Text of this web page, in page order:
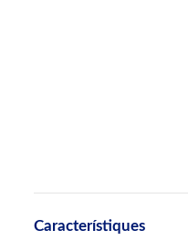
Característiques